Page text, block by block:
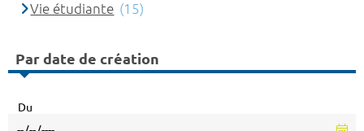
Vie étudiante (15)
Par date de création
Du